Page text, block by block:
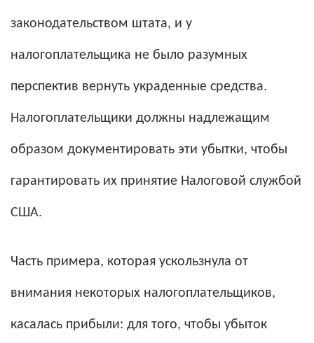
законодательством штата, и у
налогоплательщика не было разумных
перспектив вернуть украденные средства.
Налогоплательщики должны надлежащим
образом документировать эти убытки, чтобы
гарантировать их принятие Налоговой службой
США.
Часть примера, которая ускользнула от
внимания некоторых налогоплательщиков,
касалась прибыли: для того, чтобы убыток